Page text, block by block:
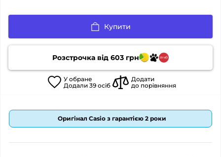
Купити
Розстрочка від 603 грн
У обране
Додали 39 осіб
Додати
до порівняння
Оригінал Casio з гарантією 2 роки